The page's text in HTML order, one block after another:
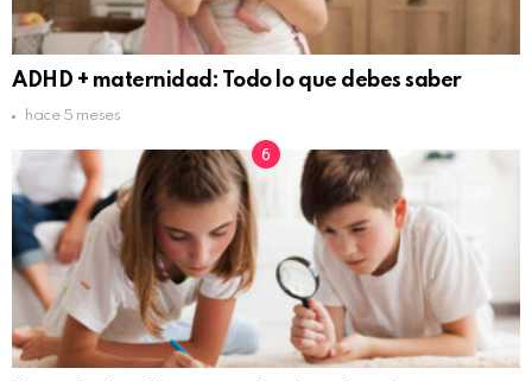
ADHD + maternidad: Todo lo que debes saber
hace 5 meses